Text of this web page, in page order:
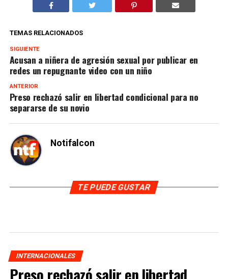
TEMAS RELACIONADOS
SIGUIENTE
Acusan a niñera de agresión sexual por publicar en
redes un repugnante video con un niño
ANTERIOR
Preso rechazó salir en libertad condicional para no
separarse de su novio
Notifalcon
TE PUEDE GUSTAR
INTERNACIONALES
Preso rechazó salir en libertad